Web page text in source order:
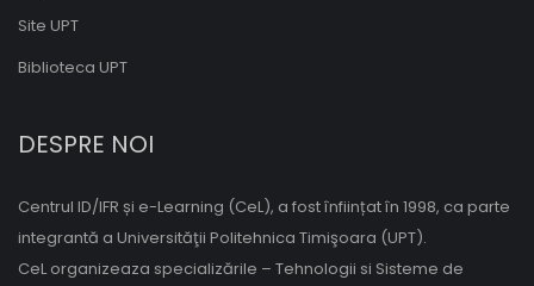
Site UPT
Biblioteca UPT
DESPRE NOI
Centrul ID/IFR și e-Learning (CeL), a fost înființat în 1998, ca parte
integrantă a Universităţii Politehnica Timişoara (UPT).
CeL organizeaza specializările – Tehnologii si Sisteme de